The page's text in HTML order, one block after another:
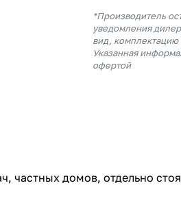
*Производитель
уведомления
вид, комплектацию
Указанная
офертой
частных домов, отдельно